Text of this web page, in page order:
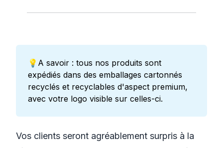
💡A savoir : tous nos produits sont
expédiés dans des emballages cartonnés
recyclés et recyclables d'aspect premium,
avec votre logo visible sur celles-ci.
Vos clients seront agréablement surpris à la